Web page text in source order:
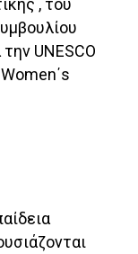
, του
UNESCO